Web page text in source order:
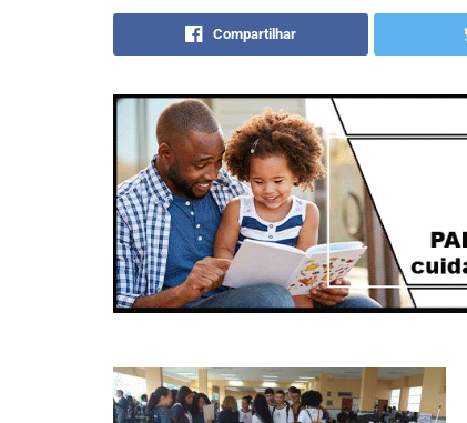
Compartilhar